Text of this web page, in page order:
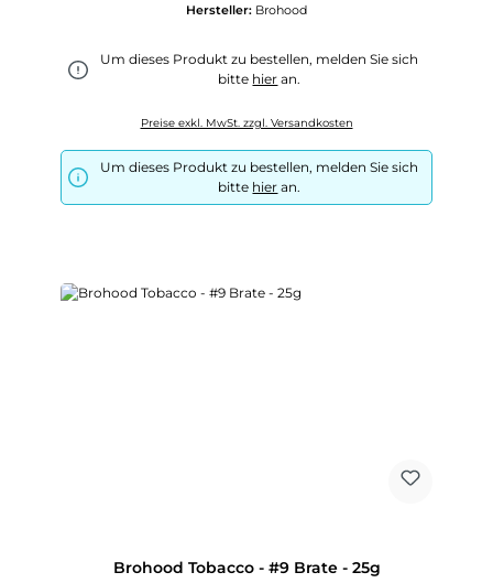
Hersteller: Brohood
Um dieses Produkt zu bestellen, melden Sie sich
bitte hier an.
Preise exkl. MwSt. zzgl. Versandkosten
Um dieses Produkt zu bestellen, melden Sie sich
bitte hier an.
Brohood Tobacco - #9 Brate - 25g